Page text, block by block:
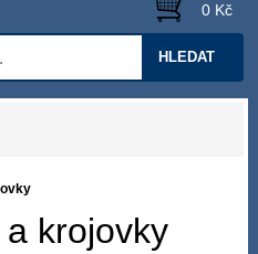
HLEDAT
0 Kč
krojovky